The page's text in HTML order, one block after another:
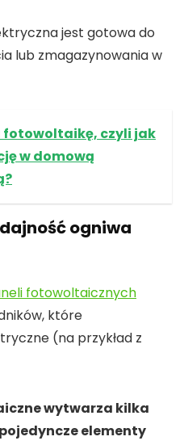
jest gotowa do
lub zmagazynowania w
fotowoltaikę, czyli jak
w domową
ogniwa
fotowoltaicznych
które
(na przykład z
wytwarza kilka
elementy